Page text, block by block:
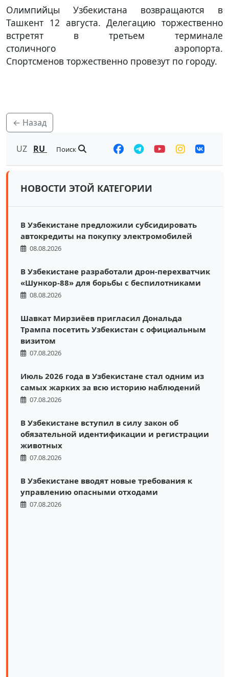
Олимпийцы Узбекистана возвращаются в
Ташкент 12 августа. Делегацию торжественно
встретят в третьем терминале
столичного аэропорта.
Спортсменов торжественно провезут по городу.
← Назад
UZ RU Поиск
НОВОСТИ ЭТОЙ КАТЕГОРИИ
В Узбекистане предложили субсидировать
автокредиты на покупку электромобилей
08.08.2026
В Узбекистане разработали дрон-перехватчик
«Шункор-88» для борьбы с беспилотниками
08.08.2026
Шавкат Мирзиёев пригласил Дональда
Трампа посетить Узбекистан с официальным
визитом
07.08.2026
Июль 2026 года в Узбекистане стал одним из
самых жарких за всю историю наблюдений
07.08.2026
В Узбекистане вступил в силу закон об
обязательной идентификации и регистрации
животных
07.08.2026
В Узбекистане вводят новые требования к
управлению опасными отходами
07.08.2026